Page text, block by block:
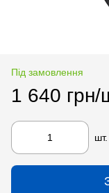
Під замовлення
1 640 грн/
шт.